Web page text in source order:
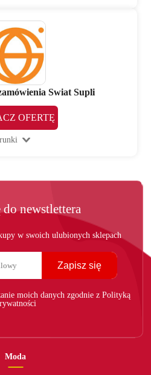
Swiat Supli
OFERTĘ
do newstlettera
w swoich ulubionych sklepach
Zapisz się
moich danych zgodnie z Polityką
Moda